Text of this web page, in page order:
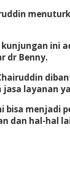
ini
dr Benny.
layanan
menjadi
hal-hal